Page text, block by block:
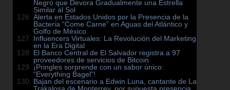
Negro que Devora Gradualmente una Estrella
Similar al Sol
Alerta en Estados Unidos por la Presencia de la
Bacteria “Come Carne” en Aguas del Atlántico y
Golfo de México
Influencers Virtuales: La Revolución del Marketing
en la Era Digital
El Banco Central de El Salvador registra a 97
proveedores de servicios de Bitcoin
¡Pringles sorprende con un sabor único:
“Everything Bagel”!
Bajan del escenario a Edwin Luna, cantante de La